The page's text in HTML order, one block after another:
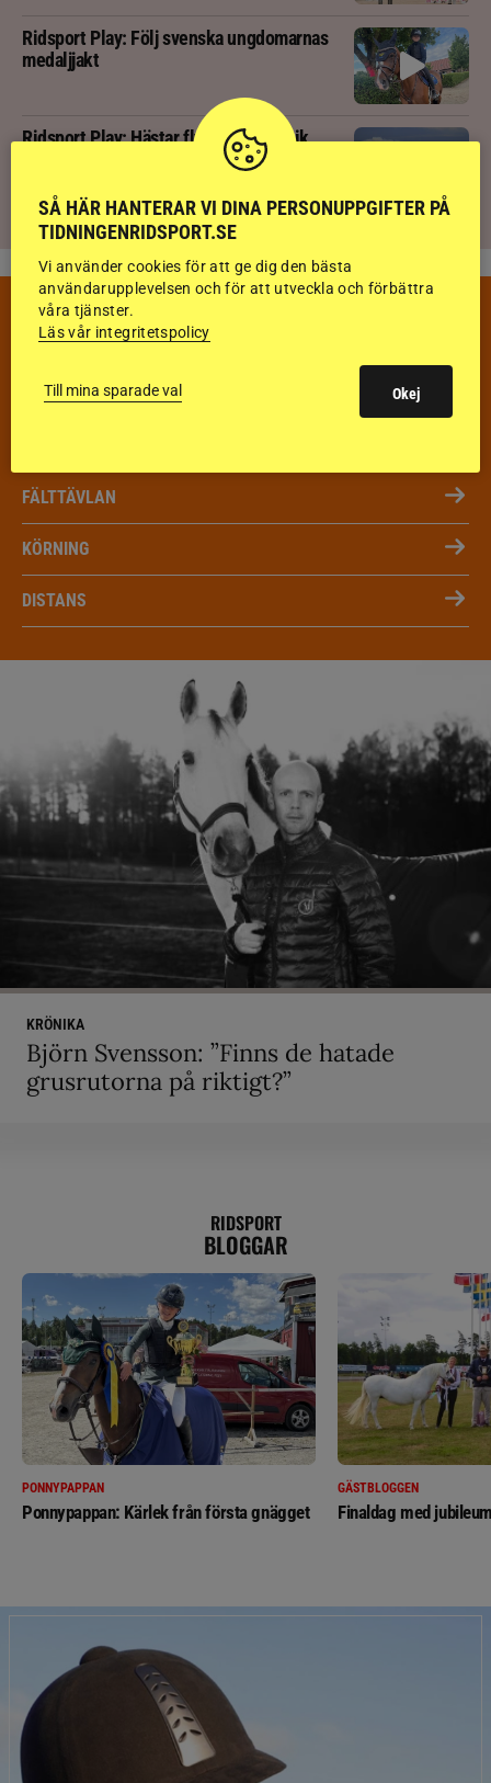
Ridsport Play: Följ svenska ungdomarnas
medaljjakt
Ridsport Play: Hästar flyr brand i panik
VECKANS TÄVLINGAR & RESULTAT
HOPPNING
FÄLTTÄVLAN
KÖRNING
DISTANS
KRÖNIKA
Björn Svensson: ”Finns de hatade
grusrutorna på riktigt?”
RIDSPORT
BLOGGAR
PONNYPAPPAN
Ponnypappan: Kärlek från första gnägget
GÄSTBLOGGEN
Finaldag med
SÅ HÄR HANTERAR VI DINA PERSONUPPGIFTER PÅ
TIDNINGENRIDSPORT.SE
Vi använder cookies för att ge dig den bästa
användarupplevelsen och för att utveckla och förbättra
våra tjänster.
Läs vår integritetspolicy
Till mina sparade val Okej